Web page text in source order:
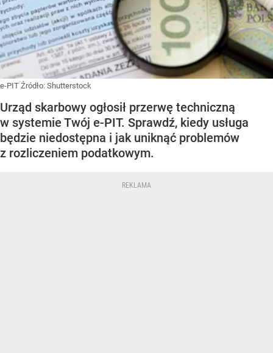
e-PIT Źródło: Shutterstock
Urząd skarbowy ogłosił przerwę techniczną
w systemie Twój e-PIT. Sprawdź, kiedy usługa
będzie niedostępna i jak uniknąć problemów
z rozliczeniem podatkowym.